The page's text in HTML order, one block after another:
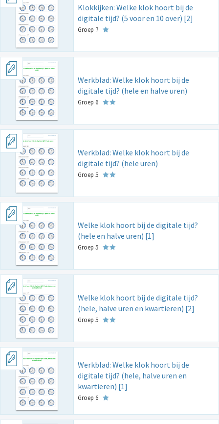
Klokkijken: Welke klok hoort bij de
digitale tijd? (5 voor en 10 over) [2]
Groep 7
Werkblad: Welke klok hoort bij de
digitale tijd? (hele en halve uren)
Groep 6
Werkblad: Welke klok hoort bij de
digitale tijd? (hele uren)
Groep 5
Welke klok hoort bij de digitale tijd?
(hele en halve uren) [1]
Groep 5
Welke klok hoort bij de digitale tijd?
(hele, halve uren en kwartieren) [2]
Groep 5
Werkblad: Welke klok hoort bij de
digitale tijd? (hele, halve uren en
kwartieren) [1]
Groep 6